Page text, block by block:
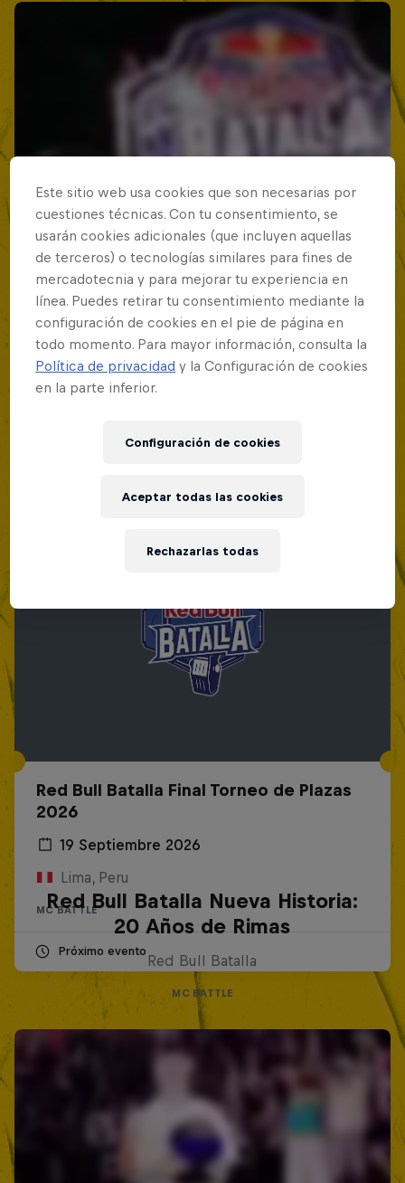
Red Bull Batalla Final Torneo de Plazas
2026
19 Septiembre 2026
Lima, Peru
MC BATTLE
Próximo evento
Red Bull Batalla Nueva Historia:
20 Años de Rimas
Red Bull Batalla
MC BATTLE
Este sitio web usa cookies que son necesarias por
cuestiones técnicas. Con tu consentimiento, se
usarán cookies adicionales (que incluyen aquellas
de terceros) o tecnologías similares para fines de
mercadotecnia y para mejorar tu experiencia en
línea. Puedes retirar tu consentimiento mediante la
configuración de cookies en el pie de página en
todo momento. Para mayor información, consulta la
Política de privacidad y la Configuración de cookies
en la parte inferior.
Configuración de cookies
Rechazarlas todas
Aceptar todas las cookies